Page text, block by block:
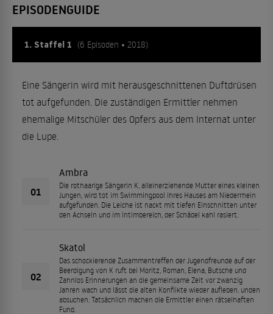
EPISODENGUIDE
1. Staffel 1 (6 Episoden • 2018)
Eine Sängerin wird mit herausgeschnittenen Duftdrüsen
tot aufgefunden. Die zuständigen Ermittler nehmen
ehemalige Mitschüler des Opfers aus dem Internat unter
die Lupe.
01
Ambra
Die rothaarige Sängerin K, alleinerziehende Mutter eines kleinen
Jungen, wird tot im Swimmingpool ihres Hauses am Niederrhein
aufgefunden. Die Leiche ist nackt mit tiefen Einschnitten unter
den Achseln und im Intimbereich, der Schädel kahl rasiert.
02
Skatol
Das schockierende Zusammentreffen der Jugendfreunde auf der
Beerdigung von K ruft bei Moritz, Roman, Elena, Butsche und
Zahnlos Erinnerungen an die gemeinsame Zeit vor zwanzig
Jahren wach und lässt die alten Konflikte wieder aufleben. unden
absuchen. Tatsächlich machen die Ermittler einen rätselhaften
Fund.